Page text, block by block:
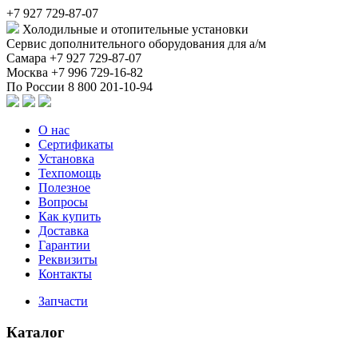
+7 927 729-87-07
Холодильные и отопительные установки
Сервис дополнительного оборудования для а/м
Самара +7 927 729-87-07
Москва +7 996 729-16-82
По России 8 800 201-10-94
О нас
Сертификаты
Установка
Техпомощь
Полезное
Вопросы
Как купить
Доставка
Гарантии
Реквизиты
Контакты
Запчасти
Каталог